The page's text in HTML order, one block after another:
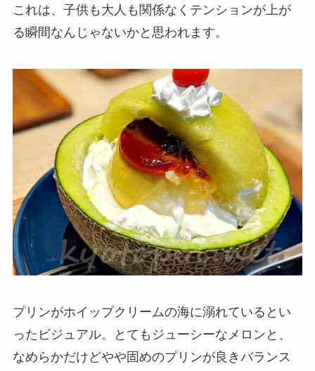
これは、子供も大人も関係なくテンションが上が
る瞬間なんじゃないかと思われます。
プリンがホイップクリームの海に溺れているとい
ったビジュアル。とてもジューシーなメロンと、
なめらかだけどやや固めのプリンが良きバランス